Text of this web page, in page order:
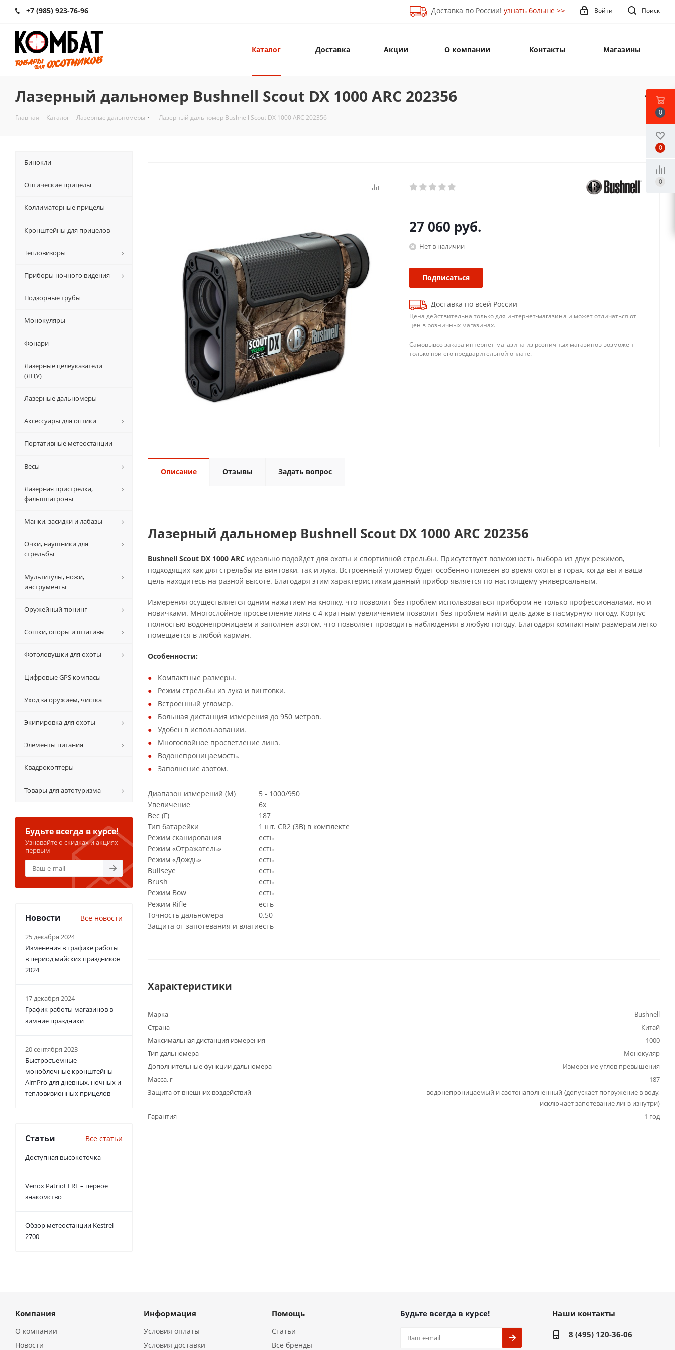
+7 (985) 923-76-96 Поиск
Войти
Доставка по России! узнать больше >>
Каталог Доставка Акции О компании Контакты Магазины
Лазерный дальномер Bushnell Scout DX 1000 ARC 202356
Главная - Каталог - Лазерные дальномеры - Лазерный дальномер Bushnell Scout DX 1000 ARC 202356
27 060 руб.
Нет в наличии
Подписаться
Доставка по всей России
Цена действительна только для интернет-магазина и может отличаться от
цен в розничных магазинах.
Самовывоз заказа интернет-магазина из розничных магазинов возможен
только при его предварительной оплате.
Описание Отзывы Задать вопрос
Лазерный дальномер Bushnell Scout DX 1000 ARC 202356
Bushnell Scout DX 1000 ARC идеально подойдет для охоты и спортивной стрельбы. Присутствует возможность выбора из двух режимов,
подходящих как для стрельбы из винтовки, так и лука. Встроенный угломер будет особенно полезен во время охоты в горах, когда вы и ваша
цель находитесь на разной высоте. Благодаря этим характеристикам данный прибор является по-настоящему универсальным.
Измерения осуществляется одним нажатием на кнопку, что позволит без проблем использоваться прибором не только профессионалами, но и
новичками. Многослойное просветление линз с 4-кратным увеличением позволит без проблем найти цель даже в пасмурную погоду. Корпус
полностью водонепроницаем и заполнен азотом, что позволяет проводить наблюдения в любую погоду. Благодаря компактным размерам легко
помещается в любой карман.
Особенности:
Компактные размеры.
Режим стрельбы из лука и винтовки.
Встроенный угломер.
Большая дистанция измерения до 950 метров.
Удобен в использовании.
Многослойное просветление линз.
Водонепроницаемость.
Заполнение азотом.
Диапазон измерений (М)
5 - 1000/950
Увеличение
6x
Вес (Г)
187
Тип батарейки
1 шт. CR2 (3B) в комплекте
Режим сканирования
есть
Режим «Отражатель»
есть
Режим «Дождь»
есть
Bullseye
есть
Brush
есть
Режим Bow
есть
Режим Rifle
есть
Точность дальномера
0.50
Защита от запотевания и влагиесть
Характеристики
Марка
Bushnell
Страна
Китай
Максимальная дистанция измерения
1000
Тип дальномера
Монокуляр
Дополнительные функции дальномера
Измерение углов превышения
Масса, г
187
Защита от внешних воздействий
водонепроницаемый и азотонаполненный (допускает погружение в воду,
исключает запотевание линз изнутри)
Гарантия
1 год
Бинокли
Оптические прицелы
Коллиматорные прицелы
Кронштейны для прицелов
Тепловизоры
Приборы ночного видения
Подзорные трубы
Монокуляры
Фонари
Лазерные целеуказатели
(ЛЦУ)
Лазерные дальномеры
Аксессуары для оптики
Портативные метеостанции
Весы
Лазерная пристрелка,
фальшпатроны
Манки, засидки и лабазы
Очки, наушники для
стрельбы
Мультитулы, ножи,
инструменты
Оружейный тюнинг
Сошки, опоры и штативы
Фотоловушки для охоты
Цифровые GPS компасы
Уход за оружием, чистка
Экипировка для охоты
Элементы питания
Квадрокоптеры
Товары для автотуризма
Будьте всегда в курсе!
Узнавайте о скидках и акциях
первым
Новости Все новости
25 декабря 2024
Изменения в графике работы
в период майских праздников
2024
17 декабря 2024
График работы магазинов в
зимние праздники
20 сентября 2023
Быстросъемные
моноблочные кронштейны
AimPro для дневных, ночных и
тепловизионных прицелов
Статьи Все статьи
Доступная высокоточка
Venox Patriot LRF – первое
знакомство
Обзор метеостанции Kestrel
2700
Компания
О компании
Новости
Информация
Условия оплаты
Условия доставки
Помощь
Статьи
Все бренды
Будьте всегда в курсе! Наши контакты
8 (495) 120-36-06
0
0
0